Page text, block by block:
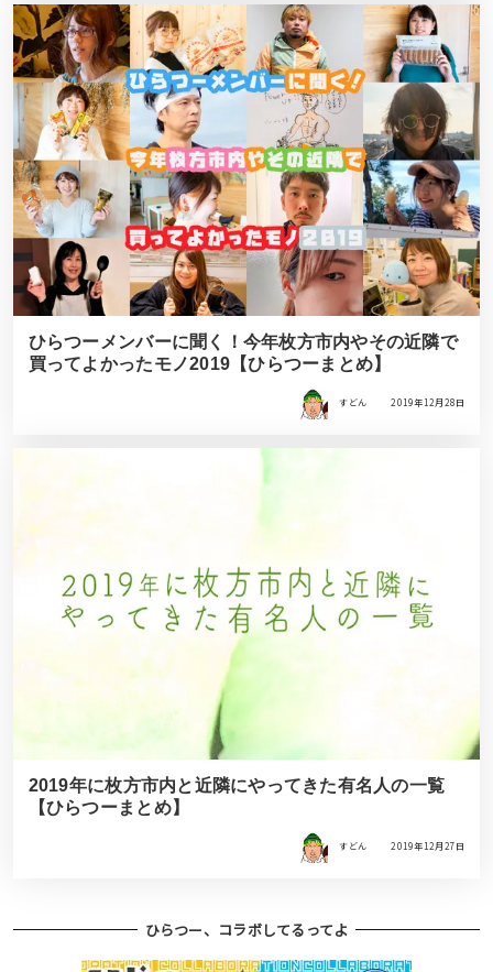
ひらつーメンバーに聞く！今年枚方市内やその近隣で
買ってよかったモノ2019【ひらつーまとめ】
すどん 2019年12月28日
2019年に枚方市内と近隣にやってきた有名人の一覧
【ひらつーまとめ】
すどん 2019年12月27日
ひらつー、コラボしてるってよ